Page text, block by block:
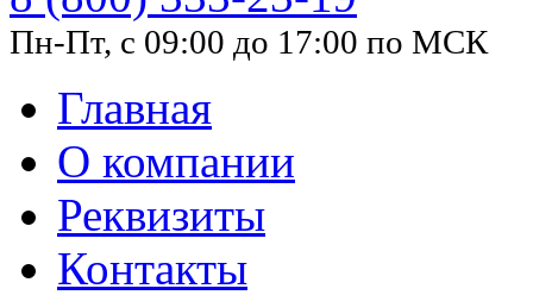
Пн-Пт, с 09:00 до 17:00 по МСК
Главная
О компании
Реквизиты
Контакты